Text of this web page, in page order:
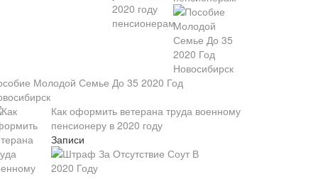
Молодой Семье До 35 2020 Год
Как оформить ветерана труда военному
пенсионеру в 2020 году
Записи